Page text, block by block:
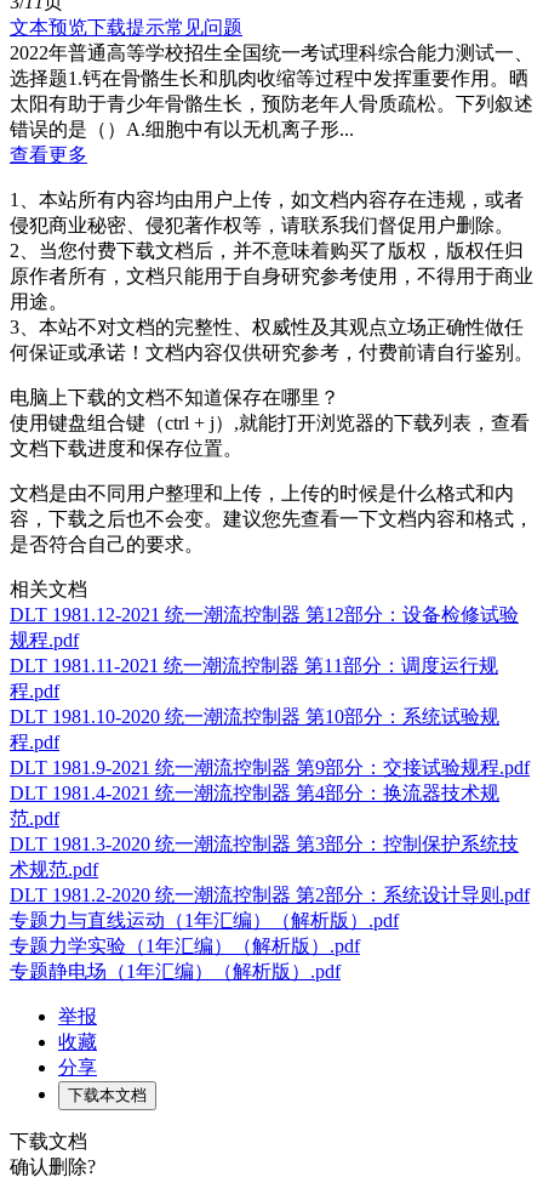
文本预览下载提示常见问题
2022年普通高等学校招生全国统一考试理科综合能力测试一、
选择题1.钙在骨骼生长和肌肉收缩等过程中发挥重要作用。晒
太阳有助于青少年骨骼生长，预防老年人骨质疏松。下列叙述
错误的是（）A.细胞中有以无机离子形...
查看更多
1、本站所有内容均由用户上传，如文档内容存在违规，或者
侵犯商业秘密、侵犯著作权等，请联系我们督促用户删除。
2、当您付费下载文档后，并不意味着购买了版权，版权任归
原作者所有，文档只能用于自身研究参考使用，不得用于商业
用途。
3、本站不对文档的完整性、权威性及其观点立场正确性做任
何保证或承诺！文档内容仅供研究参考，付费前请自行鉴别。
电脑上下载的文档不知道保存在哪里？
使用键盘组合键（ctrl + j）,就能打开浏览器的下载列表，查看
文档下载进度和保存位置。
文档是由不同用户整理和上传，上传的时候是什么格式和内
容，下载之后也不会变。建议您先查看一下文档内容和格式，
是否符合自己的要求。
相关文档
DLT 1981.12-2021 统一潮流控制器 第12部分：设备检修试验
规程.pdf
DLT 1981.11-2021 统一潮流控制器 第11部分：调度运行规
程.pdf
DLT 1981.10-2020 统一潮流控制器 第10部分：系统试验规
程.pdf
DLT 1981.9-2021 统一潮流控制器 第9部分：交接试验规程.pdf
DLT 1981.4-2021 统一潮流控制器 第4部分：换流器技术规
范.pdf
DLT 1981.3-2020 统一潮流控制器 第3部分：控制保护系统技
术规范.pdf
DLT 1981.2-2020 统一潮流控制器 第2部分：系统设计导则.pdf
专题力与直线运动（1年汇编）（解析版）.pdf
专题力学实验（1年汇编）（解析版）.pdf
专题静电场（1年汇编）（解析版）.pdf
举报
收藏
分享
下载本文档
下载文档
确认删除?